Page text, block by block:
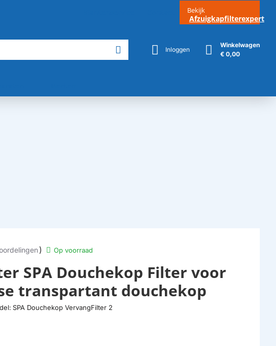
Bekijk
Afzuigkapfilterexpert
Inloggen
Winkelwagen
€ 0,00
SPA Douchekop Filter voor
transpartant douchekop
SPA Douchekop VervangFilter 2
) Op voorraad